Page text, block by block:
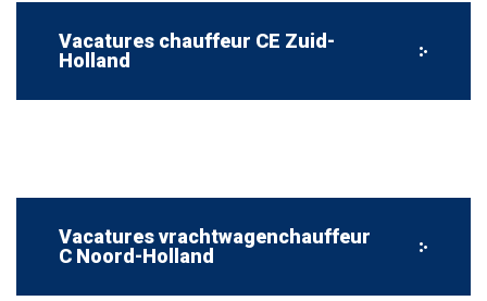
Vacatures chauffeur CE Zuid-
Holland
Vacatures vrachtwagenchauffeur
C Noord-Holland